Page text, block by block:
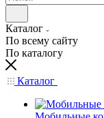
Каталог
По всему сайту
По каталогу
Каталог